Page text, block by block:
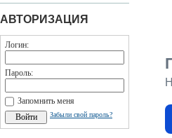
АВТОРИЗАЦИЯ
Логин:
Пароль:
Запомнить меня
Забыли свой пароль?